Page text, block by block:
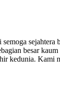
sejahtera
besar
kedunia. Kami